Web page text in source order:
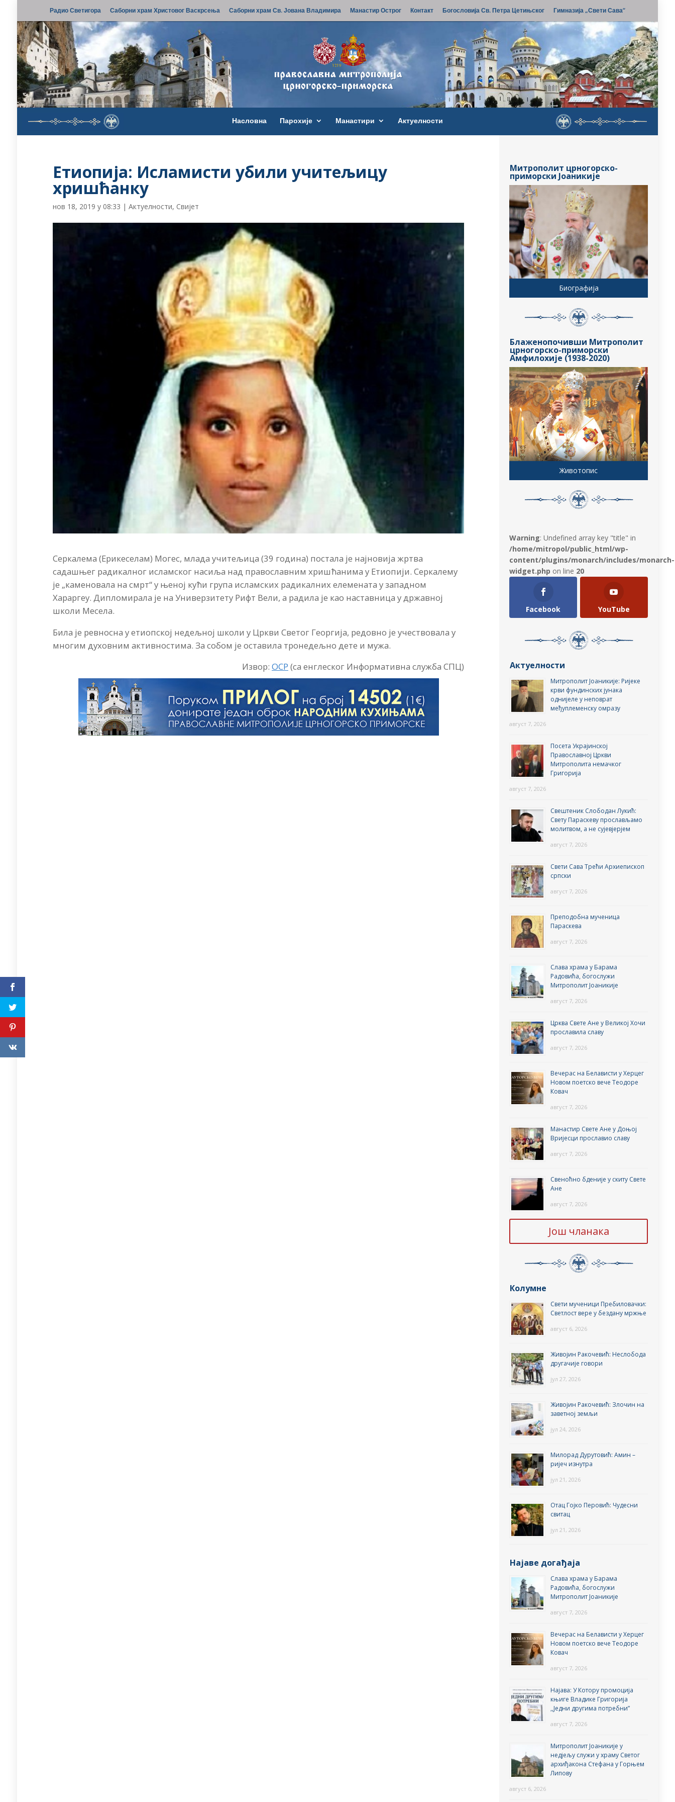
Радио Светигора Саборни храм Христовог Васкрсења Саборни храм Св. Јована Владимира Манастир Острог Контакт Богословија Св. Петра Цетињског Гимназија „Свети Сава“
Насловна Парохије Манастири Актуелности
Етиопија: Исламисти убили учитељицу
хришћанку
нов 18, 2019 у 08:33 |Актуелности, Свијет
Серкалема (Ерикеселам) Могес, млада учитељица (39 година) постала је најновија жртва
садашњег радикалног исламског насиља над православним хришћанима у Етиопији. Серкалему
је „каменовала на смрт“ у њеној кући група исламских радикалних елемената у западном
Хараргеу. Дипломирала је на Универзитету Рифт Вели, а радила је као наставница у државној
школи Месела.
Била је ревносна у етиопској недељној школи у Цркви Светог Георгија, редовно је учествовала у
многим духовним активностима. За собом је оставила тронедељно дете и мужа.
Извор:ОСР (са енглеског Информативна служба СПЦ)
Митрополит црногорско-
приморски Јоаникије
Биографија
Блаженопочивши Митрополит
црногорско-приморски
Амфилохије (1938-2020)
Животопис
Warning: Undefined array key "title" in
/home/mitropol/public_html/wp-
content/plugins/monarch/includes/monarch-
widget.php on line 20
Facebook YouTube
Актуелности
Митрополит Јоаникије: Ријеке
крви фундинских јунака
однијеле у неповрат
међуплеменску омразу
август 7, 2026
Посета Украјинској
Православној Цркви
Митрополита немачког
Григорија
август 7, 2026
Свештеник Слободан Лукић:
Свету Параскеву прослављамо
молитвом, а не сујевјерјем
август 7, 2026
Свети Сава Трећи Архиепископ
српски
август 7, 2026
Преподобна мученица
Параскева
август 7, 2026
Слава храма у Барама
Радовића, богослужи
Митрополит Јоаникије
август 7, 2026
Црква Свете Ане у Великој Хочи
прославила славу
август 7, 2026
Вечерас на Белависти у Херцег
Новом поетско вече Теодоре
Ковач
август 7, 2026
Манастир Свете Ане у Доњој
Вријесци прославио славу
август 7, 2026
Свеноћно бденије у скиту Свете
Ане
август 7, 2026
Још чланака
Колумне
Свети мученици Пребиловачки:
Светлост вере у бездану мржње
август 6, 2026
Живојин Ракочевић: Неслобода
другачије говори
јул 27, 2026
Живојин Ракочевић: Злочин на
заветној земљи
јул 24, 2026
Милорад Дурутовић: Амин –
ријеч изнутра
јул 21, 2026
Отац Гојко Перовић: Чудесни
свитац
јул 21, 2026
Најаве догађаја
Слава храма у Барама
Радовића, богослужи
Митрополит Јоаникије
август 7, 2026
Вечерас на Белависти у Херцег
Новом поетско вече Теодоре
Ковач
август 7, 2026
Најава: У Котору промоција
књиге Владике Григорија
,,Једни другима потребни”
август 7, 2026
Митрополит Јоаникије у
недјељу служи у храму Светог
архиђакона Стефана у Горњем
Липову
август 6, 2026